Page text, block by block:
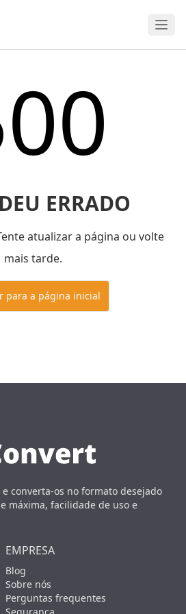
ERRADO
atualizar a página ou volte
mais tarde.
para a página inicial
converta-os no formato desejado
máxima, facilidade de uso e
EMPRESA
Blog
Sobre nós
Perguntas frequentes